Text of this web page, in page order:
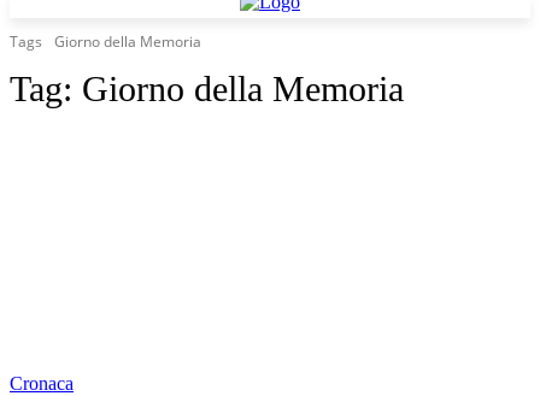
Tags Giorno della Memoria
Tag: Giorno della Memoria
Cronaca